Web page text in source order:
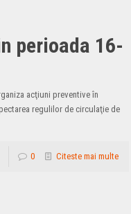
perioada 16-
acţiuni preventive în
regulilor de circulaţie de
0 Citeste mai multe